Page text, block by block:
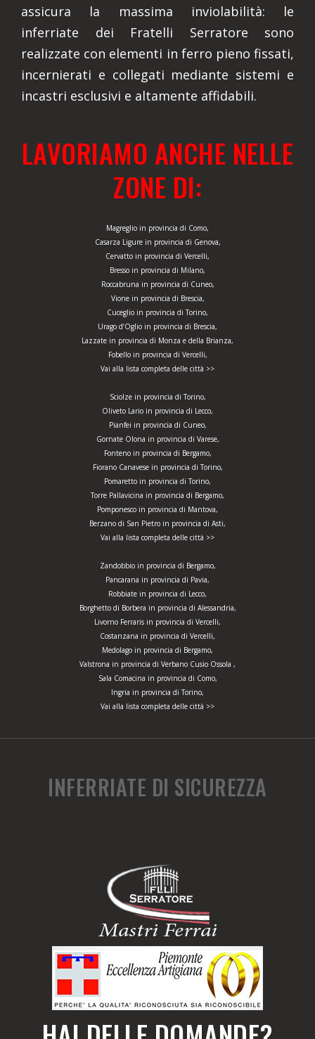
assicura la massima inviolabilità: le
inferriate dei Fratelli Serratore sono
realizzate con elementi in ferro pieno fissati,
incernierati e collegati mediante sistemi e
incastri esclusivi e altamente affidabili.
LAVORIAMO ANCHE NELLE
ZONE DI:
Magreglio in provincia di Como,
Casarza Ligure in provincia di Genova,
Cervatto in provincia di Vercelli,
Bresso in provincia di Milano,
Roccabruna in provincia di Cuneo,
Vione in provincia di Brescia,
Cuceglio in provincia di Torino,
Urago d’Oglio in provincia di Brescia,
Lazzate in provincia di Monza e della Brianza,
Fobello in provincia di Vercelli,
Vai alla lista completa delle città >>
Sciolze in provincia di Torino,
Oliveto Lario in provincia di Lecco,
Pianfei in provincia di Cuneo,
Gornate Olona in provincia di Varese,
Fonteno in provincia di Bergamo,
Fiorano Canavese in provincia di Torino,
Pomaretto in provincia di Torino,
Torre Pallavicina in provincia di Bergamo,
Pomponesco in provincia di Mantova,
Berzano di San Pietro in provincia di Asti,
Vai alla lista completa delle città >>
Zandobbio in provincia di Bergamo,
Pancarana in provincia di Pavia,
Robbiate in provincia di Lecco,
Borghetto di Borbera in provincia di Alessandria,
Livorno Ferraris in provincia di Vercelli,
Costanzana in provincia di Vercelli,
Medolago in provincia di Bergamo,
Valstrona in provincia di Verbano Cusio Ossola ,
Sala Comacina in provincia di Como,
Ingria in provincia di Torino,
Vai alla lista completa delle città >>
INFERRIATE DI SICUREZZA